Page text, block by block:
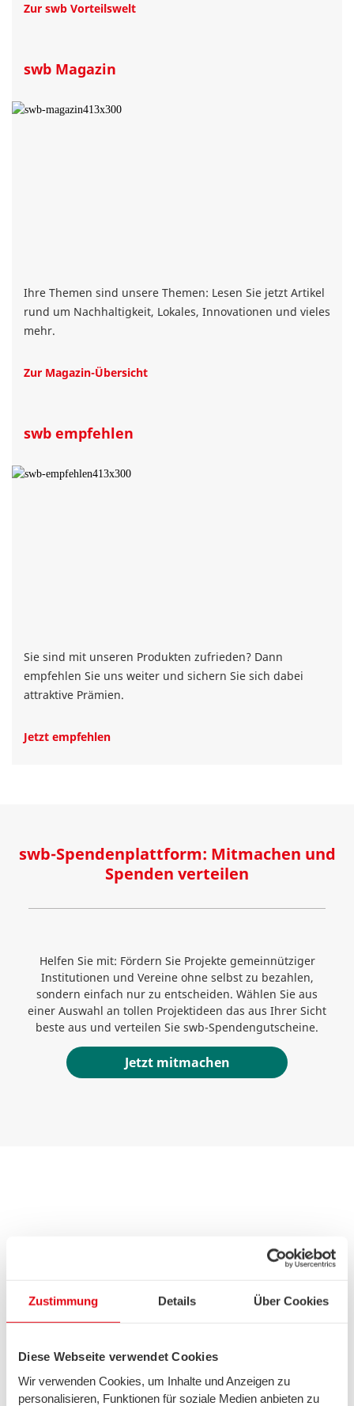
Zustimmung Details Über Cookies
Diese Webseite verwendet Cookies
Wir verwenden Cookies, um Inhalte und Anzeigen zu
personalisieren, Funktionen für soziale Medien anbieten zu
Zur swb Vorteilswelt
swb Magazin
Ihre Themen sind unsere Themen: Lesen Sie jetzt Artikel
rund um Nachhaltigkeit, Lokales, Innovationen und vieles
mehr.
Zur Magazin-Übersicht
swb empfehlen
Sie sind mit unseren Produkten zufrieden? Dann
empfehlen Sie uns weiter und sichern Sie sich dabei
attraktive Prämien.
Jetzt empfehlen
swb-Spendenplattform: Mitmachen und
Spenden verteilen
Helfen Sie mit: Fördern Sie Projekte gemeinnütziger
Institutionen und Vereine ohne selbst zu bezahlen,
sondern einfach nur zu entscheiden. Wählen Sie aus
einer Auswahl an tollen Projektideen das aus Ihrer Sicht
beste aus und verteilen Sie swb-Spendengutscheine.
Jetzt mitmachen
Erleben Sie die Vielfalt von swb
Jetzt den swb-Newsletter abonnieren!